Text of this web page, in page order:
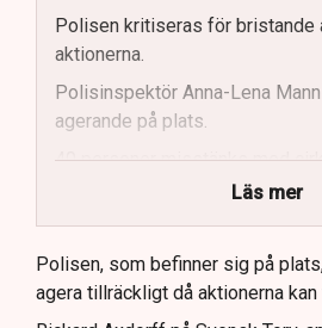
Polisen kritiseras för bristande
aktionerna.
Polisinspektör Anna-Lena
agerande på plats.
40 personer misstänks med
brottsmisstankar kopplade.
Polisen använder drönare och
för att dokumentera bevis.
Samtidigt är polisarbetet
att navigera juridiska rättigheter
Läs mer
Polisen, som befinner sig på
agera tillräckligt då aktionerna